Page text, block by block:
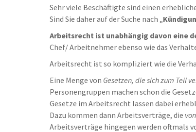
Sehr viele Beschäftigte sind einen
Sind Sie daher auf der Suche nach „
Arbeitsrecht ist unabhängig davon
Chef/ Arbeitnehmer ebenso wie das
Arbeitsrecht ist so kompliziert wie die
Eine Menge von Gesetzen, die sich zum Teil
Personengruppen machen schon die
Gesetze im Arbeitsrecht lassen dabei
Dazu kommen dann Arbeitsverträge, die
Arbeitsverträge hingegen werden oftmals